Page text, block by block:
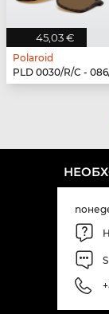
45,03 €
Polaroid
PLD 0030/R/C -